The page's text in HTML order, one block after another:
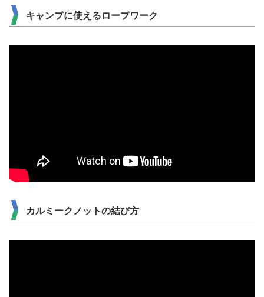
キャンプに使えるロープワーク
カルミークノットの結び方